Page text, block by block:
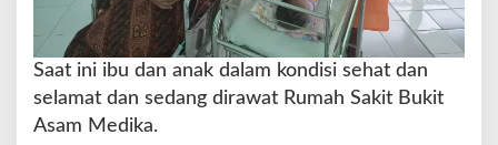
Saat ini ibu dan anak dalam kondisi sehat dan
selamat dan sedang dirawat Rumah Sakit Bukit
Asam Medika.